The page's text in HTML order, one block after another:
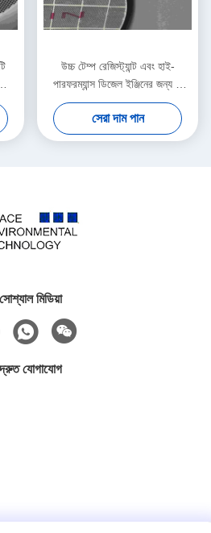
উচ্চ টেম্প রেজিস্ট্যান্ট এবং হাই-
পারফরম্যান্স ডিজেল ইঞ্জিনের জন্য 2
kPa লো ড্রপ DPF
সেরা দাম পান
সোশ্যাল মিডিয়া
দ্রুত যোগাযোগ